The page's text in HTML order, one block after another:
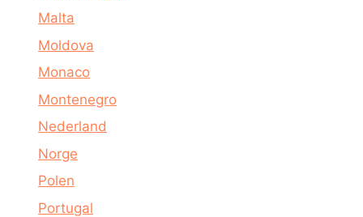
Malta
Moldova
Monaco
Montenegro
Nederland
Norge
Polen
Portugal